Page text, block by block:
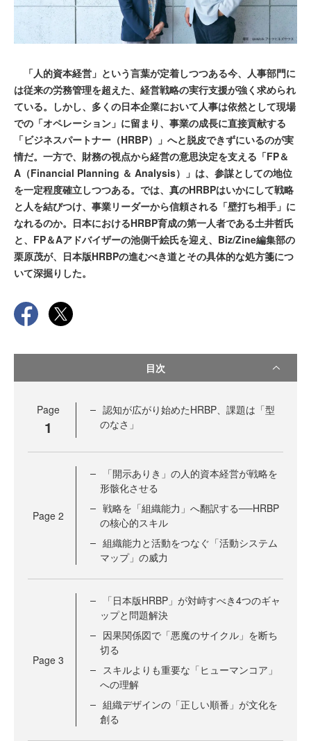
「人的資本経営」という言葉が定着しつつある今、人事部門に
は従来の労務管理を超えた、経営戦略の実行支援が強く求められ
ている。しかし、多くの日本企業において人事は依然として現場
での「オペレーション」に留まり、事業の成長に直接貢献する
「ビジネスパートナー（HRBP）」へと脱皮できずにいるのが実
情だ。一方で、財務の視点から経営の意思決定を支える「FP＆
A（Financial Planning ＆ Analysis）」は、参謀としての地位
を一定程度確立しつつある。では、真のHRBPはいかにして戦略
と人を結びつけ、事業リーダーから信頼される「壁打ち相手」に
なれるのか。日本におけるHRBP育成の第一人者である土井哲氏
と、FP＆Aアドバイザーの池側千絵氏を迎え、Biz/Zine編集部の
栗原茂が、日本版HRBPの進むべき道とその具体的な処方箋につ
いて深掘りした。
目次
Page
1
認知が広がり始めたHRBP、課題は「型
のなさ」
Page 2
「開示ありき」の人的資本経営が戦略を
形骸化させる
戦略を「組織能力」へ翻訳する──HRBP
の核心的スキル
組織能力と活動をつなぐ「活動システム
マップ」の威力
Page 3
「日本版HRBP」が対峙すべき4つのギャ
ップと問題解決
因果関係図で「悪魔のサイクル」を断ち
切る
スキルよりも重要な「ヒューマンコア」
への理解
組織デザインの「正しい順番」が文化を
創る